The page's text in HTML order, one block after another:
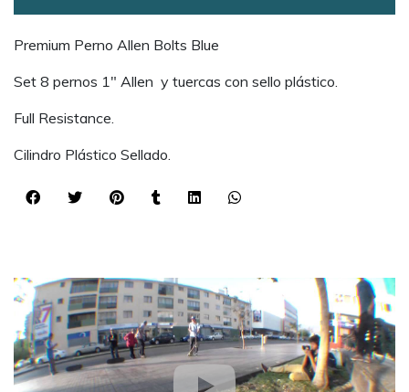
Premium Perno Allen Bolts Blue
Set 8 pernos 1" Allen y tuercas con sello plástico.
Full Resistance.
Cilindro Plástico Sellado.